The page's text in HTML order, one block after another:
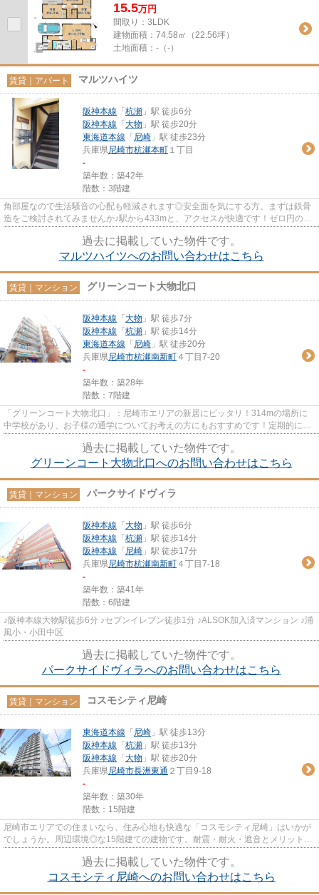
15.5万円
間取り：3LDK
建物面積： 74.58㎡（22.56坪）
土地面積： -（-）
賃貸｜アパート マルツハイツ
阪神本線 「 杭瀬 」駅 徒歩6分
阪神本線 「 大物 」駅 徒歩20分
東海道本線 「 尼崎 」駅 徒歩23分
兵庫県尼崎市杭瀬本町 １丁目
-
築年数：築42年
階数：3階建
角部屋なので生活騒音の心配も軽減されます◎安全面を気にする方、まずは鉄骨
造をご検討されてみませんか♪駅から433mと、アクセスが快適です！ゼロ円の共
過去に掲載していた物件です。
マルツハイツへのお問い合わせはこちら
賃貸｜マンション グリーンコート大物北口
阪神本線 「 大物 」駅 徒歩7分
阪神本線 「 杭瀬 」駅 徒歩14分
東海道本線 「 尼崎 」駅 徒歩20分
兵庫県尼崎市杭瀬南新町 ４丁目7-20
-
築年数：築28年
階数：7階建
「グリーンコート大物北口」：尼崎市エリアの新居にピッタリ！314mの場所に
中学校があり、お子様の通学についてお考えの方にもおすすめです！定期的に管
過去に掲載していた物件です。
グリーンコート大物北口へのお問い合わせはこちら
賃貸｜マンション パークサイドヴィラ
阪神本線 「 大物 」駅 徒歩6分
阪神本線 「 杭瀬 」駅 徒歩14分
阪神本線 「 尼崎 」駅 徒歩17分
兵庫県尼崎市杭瀬南新町 ４丁目7-18
-
築年数：築41年
階数：6階建
♪阪神本線大物駅徒歩6分 ♪セブンイレブン徒歩1分 ♪ALSOK加入済マンション ♪浦
風小・小田中区
過去に掲載していた物件です。
パークサイドヴィラへのお問い合わせはこちら
賃貸｜マンション コスモシティ尼崎
東海道本線 「 尼崎 」駅 徒歩13分
阪神本線 「 杭瀬 」駅 徒歩13分
阪神本線 「 大物 」駅 徒歩20分
兵庫県尼崎市長洲東通 ２丁目9-18
-
築年数：築30年
階数：15階建
尼崎市エリアでの住まいなら、住み心地も快適な「コスモシティ尼崎」はいかが
でしょうか。周辺環境◎な15階建ての建物です。耐震・耐火・遮音とメリットが
過去に掲載していた物件です。
コスモシティ尼崎へのお問い合わせはこちら